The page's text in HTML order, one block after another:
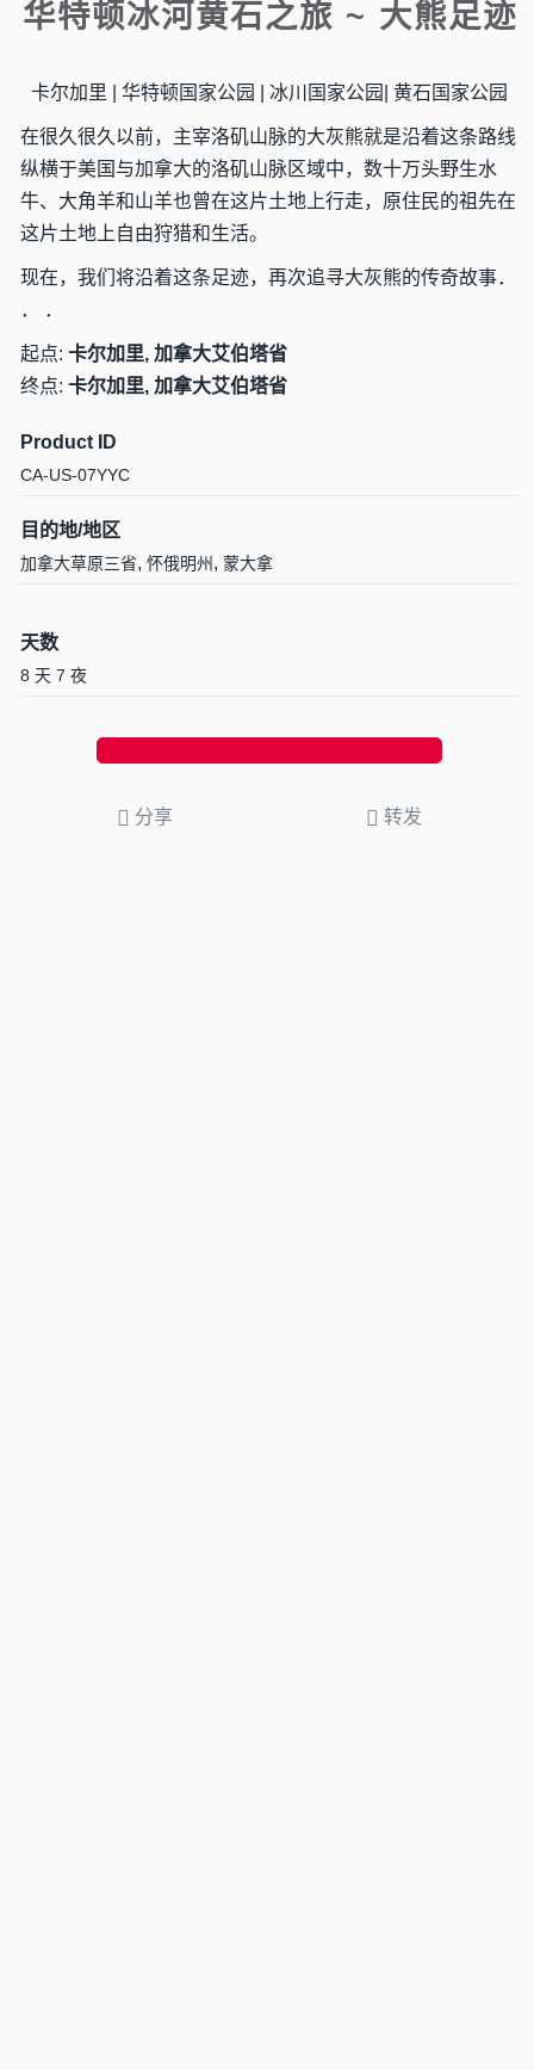
华特顿冰河黄石之旅 ~ 大熊足迹
卡尔加里 | 华特顿国家公园 | 冰川国家公园| 黄石国家公园
在很久很久以前，主宰洛矶山脉的大灰熊就是沿着这条路线
纵横于美国与加拿大的洛矶山脉区域中，数十万头野生水
牛、大角羊和山羊也曾在这片土地上行走，原住民的祖先在
这片土地上自由狩猎和生活。
现在，我们将沿着这条足迹，再次追寻大灰熊的传奇故事．
． ．
起点: 卡尔加里, 加拿大艾伯塔省
终点: 卡尔加里, 加拿大艾伯塔省
Product ID
CA-US-07YYC
目的地/地区
加拿大草原三省, 怀俄明州 , 蒙大拿
天数
8 天 7 夜
分享 转发